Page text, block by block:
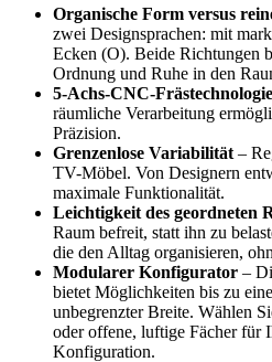
Organische Form versus
zwei Designsprachen: mit
Ecken (O). Beide Richtungen
Ordnung und Ruhe in den
5-Achs-CNC-Frästechnologie
räumliche Verarbeitung
Präzision.
Grenzenlose Variabilität –
TV-Möbel. Von Designern
maximale Funktionalität.
Leichtigkeit des geordneten
Raum befreit, statt ihn zu
die den Alltag organisieren,
Modularer Konfigurator –
bietet Möglichkeiten bis zu
unbegrenzter Breite. Wählen
oder offene, luftige Fächer für
Konfiguration.